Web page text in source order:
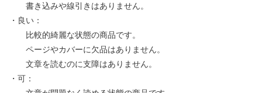
書き込みや線引きはありません。
・良い：
比較的綺麗な状態の商品です。
ページやカバーに欠品はありません。
文章を読むのに支障はありません。
・可：